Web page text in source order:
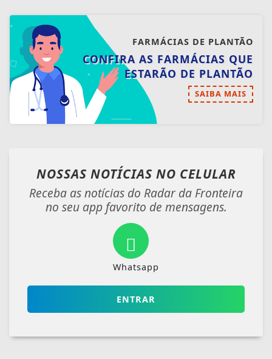
FARMÁCIAS DE PLANTÃO
CONFIRA AS FARMÁCIAS QUE
ESTARÃO DE PLANTÃO
SAIBA MAIS
NOSSAS NOTÍCIAS NO CELULAR
Receba as notícias do Radar da Fronteira
no seu app favorito de mensagens.
Whatsapp
ENTRAR